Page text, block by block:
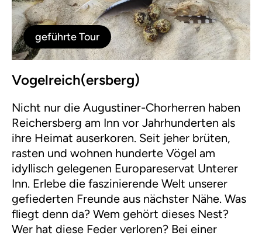
geführte Tour
Vogelreich(ersberg)
Nicht nur die Augustiner-Chorherren haben
Reichersberg am Inn vor Jahrhunderten als
ihre Heimat auserkoren. Seit jeher brüten,
rasten und wohnen hunderte Vögel am
idyllisch gelegenen Europareservat Unterer
Inn. Erlebe die faszinierende Welt unserer
gefiederten Freunde aus nächster Nähe. Was
fliegt denn da? Wem gehört dieses Nest?
Wer hat diese Feder verloren? Bei einer